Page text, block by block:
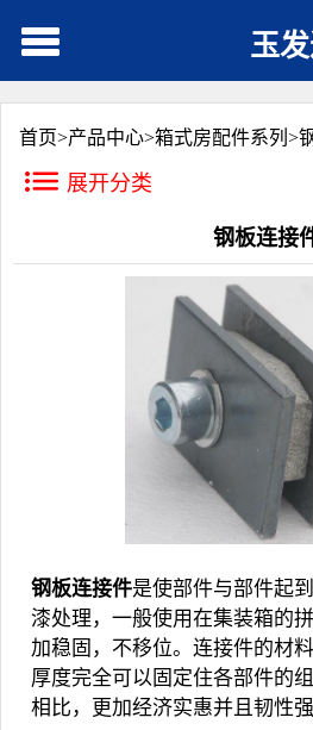
玉
首页>产品中心>箱式房配件系列 >
展开分类
钢板连接
钢板连接件是使部件与部件起
漆处理，一般使用在集装箱的
加稳固，不移位。连接件的材
厚度完全可以固定住各部件的
相比，更加经济实惠并且韧性强